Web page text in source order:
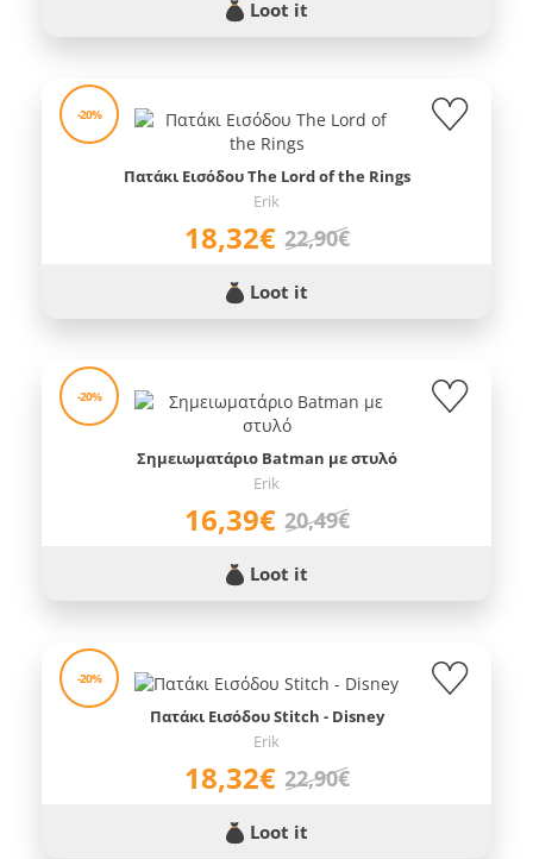
Loot it
-20%
Πατάκι Εισόδου The Lord of the Rings
Erik
18,32€ 22,90€
Loot it
-20%
Σημειωματάριο Batman με στυλό
Erik
16,39€ 20,49€
Loot it
-20%
Πατάκι Εισόδου Stitch - Disney
Erik
18,32€ 22,90€
Loot it